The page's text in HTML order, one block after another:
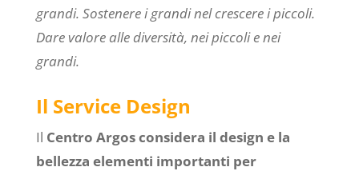
grandi. Sostenere i grandi nel crescere i piccoli.
Dare valore alle diversità, nei piccoli e nei
grandi.
Il Service Design
Il Centro Argosconsidera il design e la
bellezza elementi importanti per